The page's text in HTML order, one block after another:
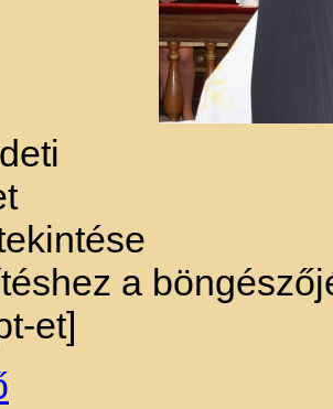
a
et]